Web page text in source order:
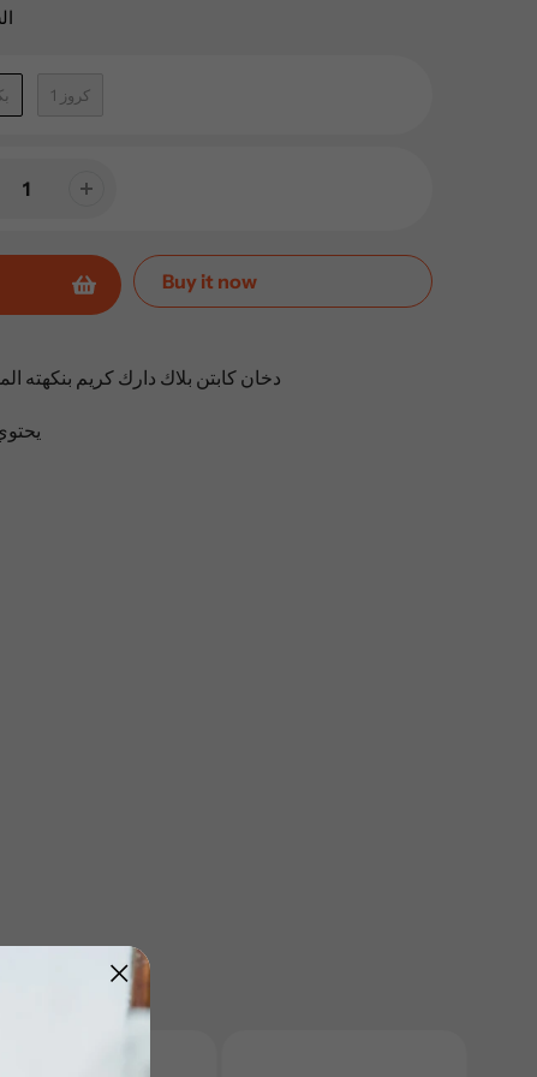
1 كروز
Buy it now
دخان كابتن بلاك دارك كريم بنكهته
يحتوي